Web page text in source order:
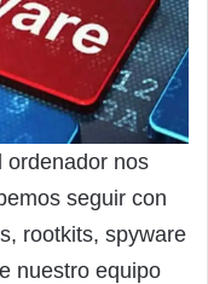
ordenador nos
seguir con
rootkits, spyware
nuestro equipo